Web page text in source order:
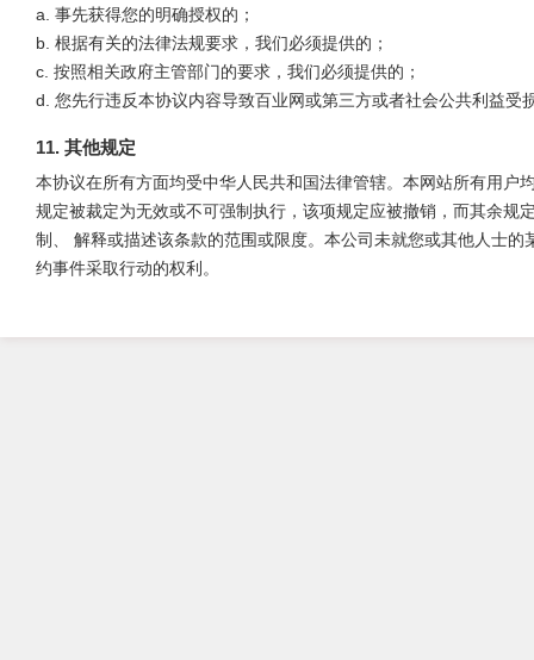
a. 事先获得您的明确授权的；
b. 根据有关的法律法规要求，我们必须提供的；
c. 按照相关政府主管部门的要求，我们必须提供的；
d. 您先行违反本协议内容导致百业网或第三方或者社会公共利益
11. 其他规定
本协议在所有方面均受中华人民共和国法律管辖。本网站所有用
规定被裁定为无效或不可强制执行，该项规定应被撤销，而其余
制、 解释或描述该条款的范围或限度。本公司未就您或其他人士
约事件采取行动的权利。